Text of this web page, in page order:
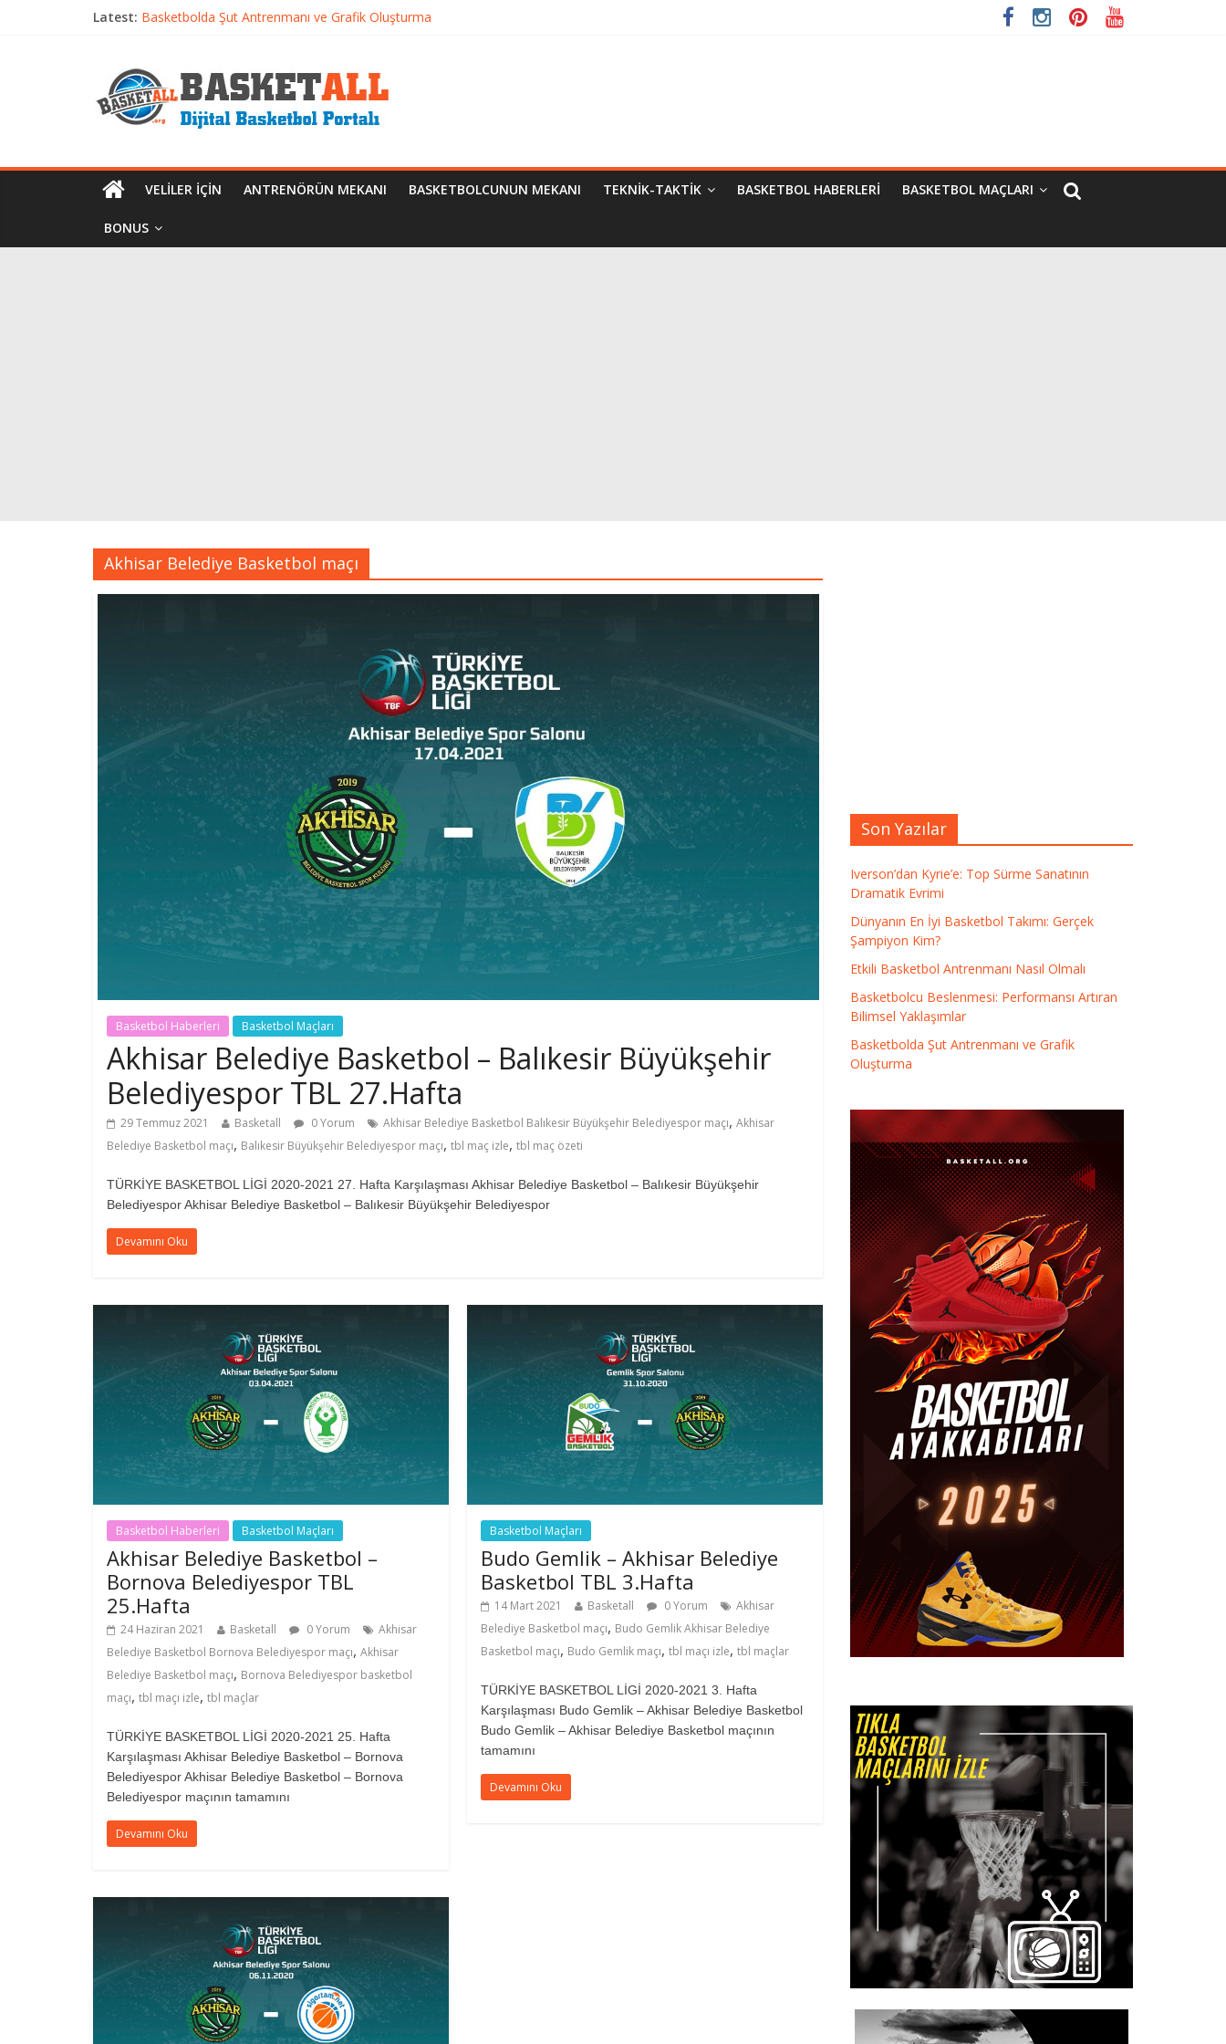
Latest: Basketbolda Şut Antrenmanı ve Grafik Oluşturma
Etkili Basketbol Antrenmanı Nasıl Olmalı
VELILER İÇIN ANTRENÖRÜN MEKANI BASKETBOLCUNUN MEKANI TEKNIK-TAKTIK BASKETBOL HABERLERI BASKETBOL MAÇLARI
BONUS
Akhisar Belediye Basketbol maçı
Basketbol Haberleri Basketbol Maçları
Akhisar Belediye Basketbol – Balıkesir Büyükşehir
Belediyespor TBL 27.Hafta
29 Temmuz 2021 Basketall 0 Yorum Akhisar Belediye Basketbol Balıkesir Büyükşehir Belediyespor maçı, Akhisar
Belediye Basketbol maçı, Balıkesir Büyükşehir Belediyespor maçı, tbl maç izle, tbl maç özeti
TÜRKİYE BASKETBOL LİGİ 2020-2021 27. Hafta Karşılaşması Akhisar Belediye Basketbol – Balıkesir Büyükşehir
Belediyespor Akhisar Belediye Basketbol – Balıkesir Büyükşehir Belediyespor
Devamını Oku
Basketbol Haberleri Basketbol Maçları
Akhisar Belediye Basketbol –
Bornova Belediyespor TBL
25.Hafta
24 Haziran 2021 Basketall 0 Yorum
Akhisar
Belediye Basketbol Bornova Belediyespor maçı, Akhisar
Belediye Basketbol maçı, Bornova Belediyespor basketbol
maçı, tbl maçı izle, tbl maçlar
TÜRKİYE BASKETBOL LİGİ 2020-2021 25. Hafta
Karşılaşması Akhisar Belediye Basketbol – Bornova
Belediyespor Akhisar Belediye Basketbol – Bornova
Belediyespor maçının tamamını
Devamını Oku
Basketbol Maçları
Budo Gemlik – Akhisar Belediye
Basketbol TBL 3.Hafta
14 Mart 2021 Basketall 0 Yorum
Akhisar
Belediye Basketbol maçı, Budo Gemlik Akhisar Belediye
Basketbol maçı, Budo Gemlik maçı,tbl maçı izle,tbl maçlar
TÜRKİYE BASKETBOL LİGİ 2020-2021 3. Hafta
Karşılaşması Budo Gemlik – Akhisar Belediye Basketbol
Budo Gemlik – Akhisar Belediye Basketbol maçının
tamamını
Devamını Oku
Son Yazılar
Iverson’dan Kyrie’e: Top Sürme Sanatının
Dramatik Evrimi
Dünyanın En İyi Basketbol Takımı: Gerçek
Şampiyon Kim?
Etkili Basketbol Antrenmanı Nasıl Olmalı
Basketbolcu Beslenmesi: Performansı Artıran
Bilimsel Yaklaşımlar
Basketbolda Şut Antrenmanı ve Grafik
Oluşturma